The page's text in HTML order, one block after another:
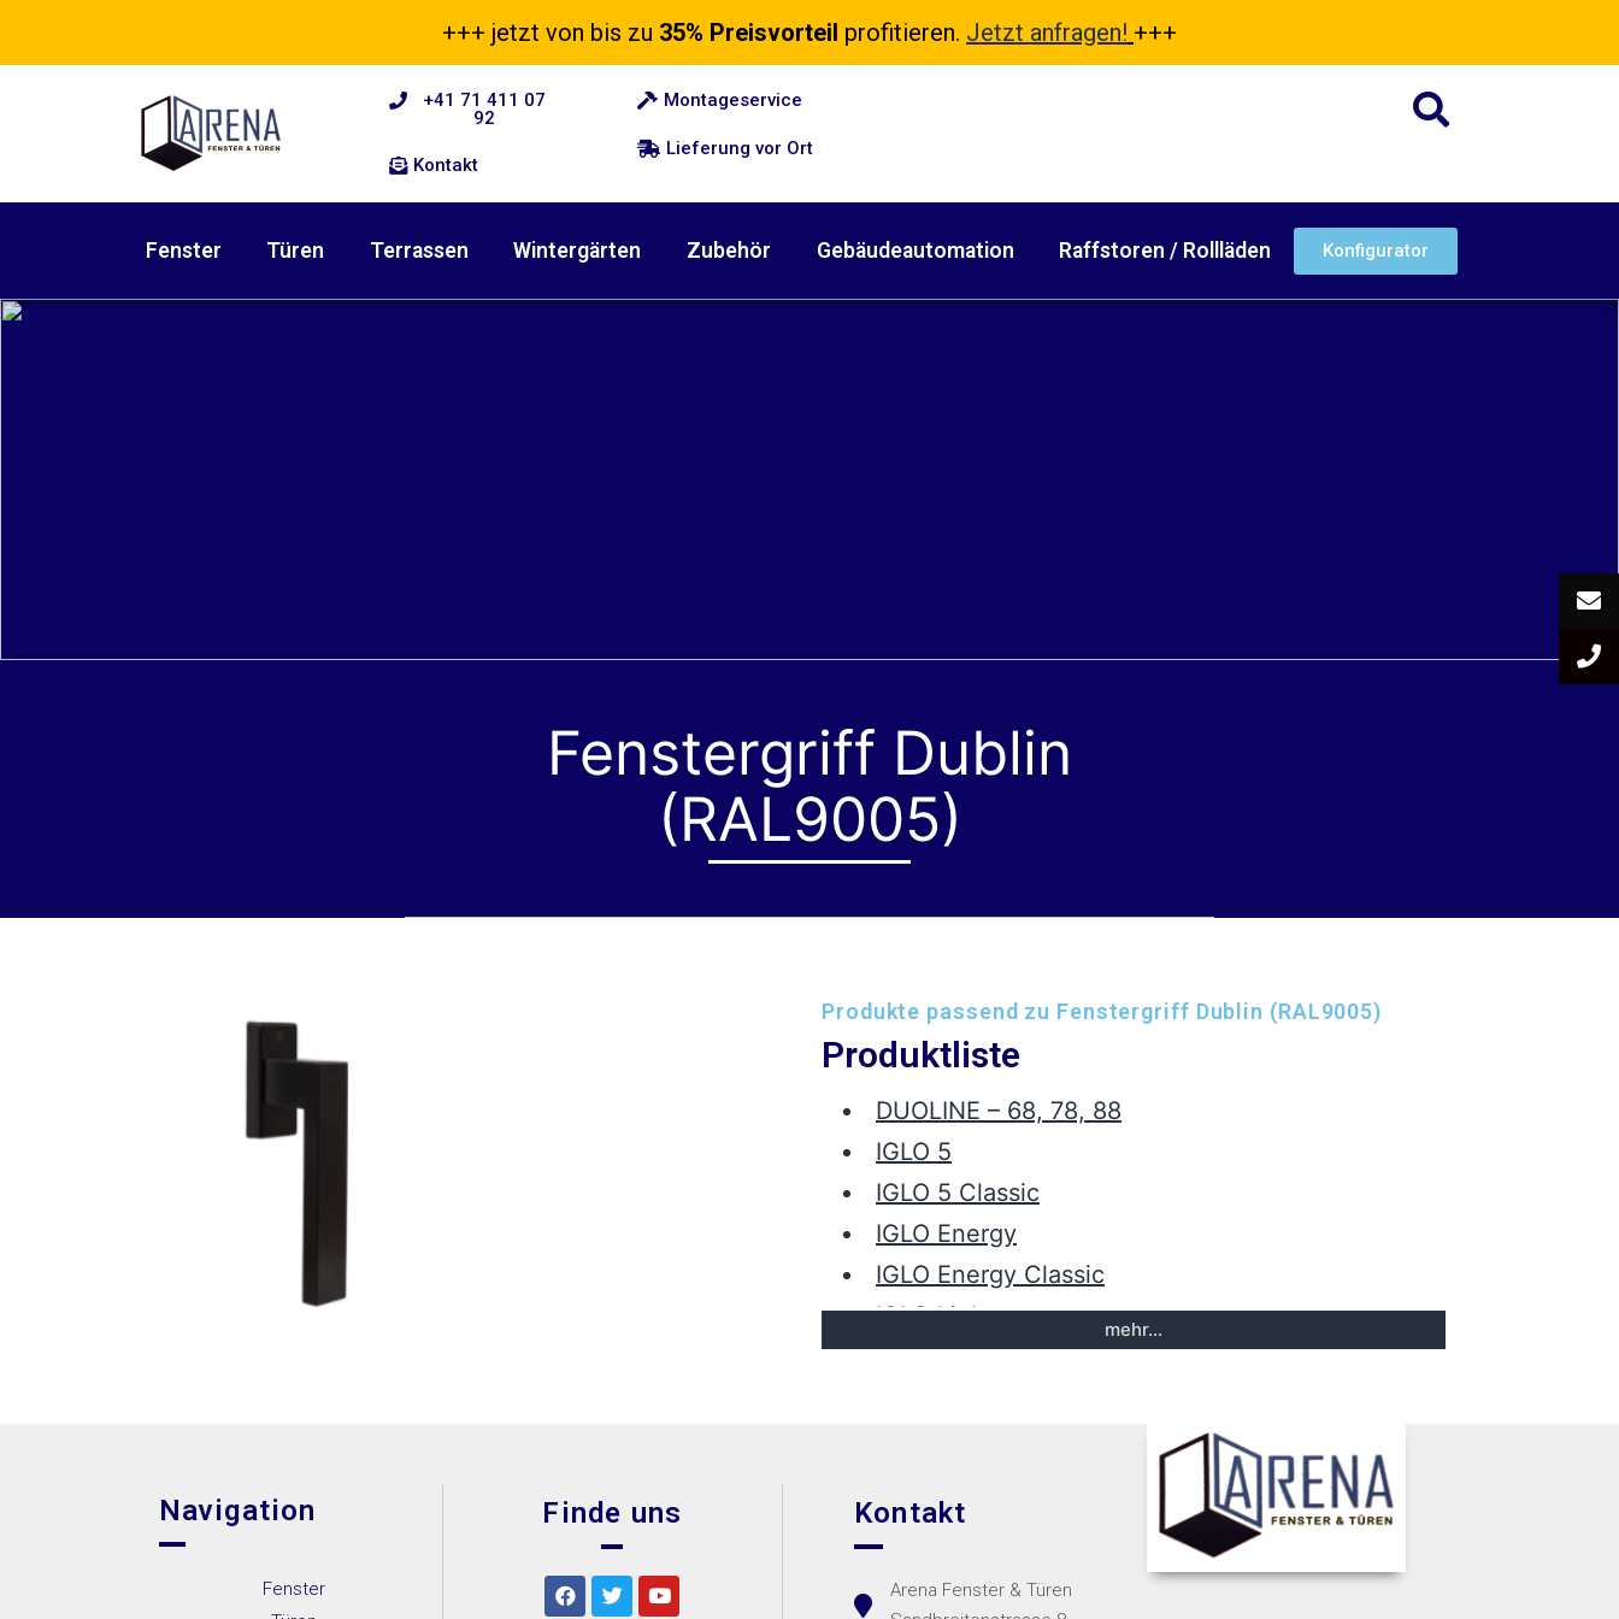
+++ jetzt von bis zu 35% Preisvorteil profitieren. Jetzt anfragen! +++
+41 71 411 07
92
Kontakt
Montageservice
Lieferung vor Ort
Fenster Türen Terrassen Wintergärten Zubehör Gebäudeautomation Raffstoren / Rollläden Konfigurator
Fenstergriff Dublin
(RAL9005)
Produkte passend zu Fenstergriff Dublin (RAL9005)
Produktliste
DUOLINE – 68, 78, 88
IGLO 5
IGLO 5 Classic
IGLO Energy
IGLO Energy Classic
IGLO Light
MB-45
SOFTLINE – 68, 78, 88
mehr...
Navigation
Fenster
Finde uns Kontakt
Arena Fenster & Türen